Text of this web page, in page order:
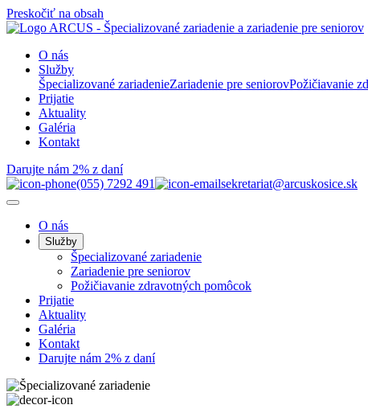
Preskočiť na obsah
O nás
Služby
Špecializované zariadenieZariadenie pre seniorovPožičiavanie
Prijatie
Aktuality
Galéria
Kontakt
Darujte nám 2% z daní
(055) 7292 491
sekretariat@arcuskosice.sk
O nás
Služby
Špecializované zariadenie
Zariadenie pre seniorov
Požičiavanie zdravotných pomôcok
Prijatie
Aktuality
Galéria
Kontakt
Darujte nám 2% z daní